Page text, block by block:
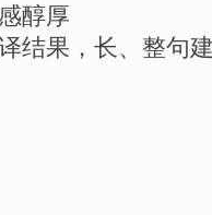
醇厚
结果，长、整句